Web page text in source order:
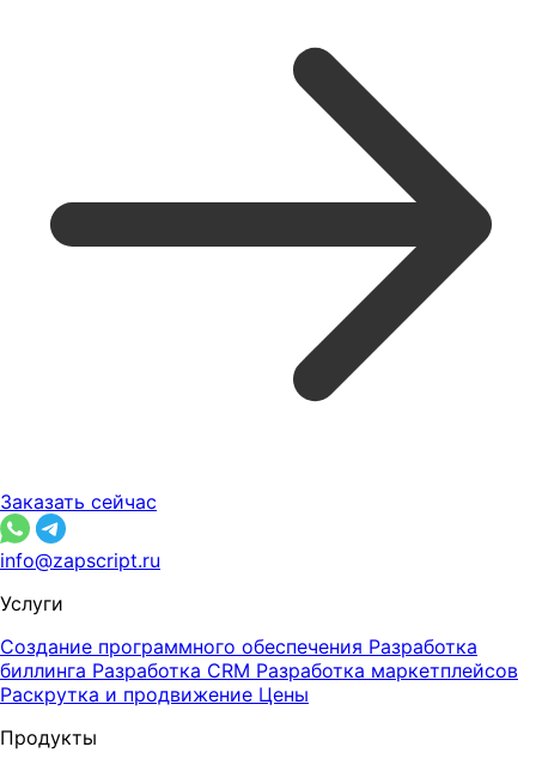
Заказать сейчас
info@zapscript.ru
Услуги
Создание программного обеспечения Разработка
биллинга Разработка CRM Разработка маркетплейсов
Раскрутка и продвижение Цены
Продукты